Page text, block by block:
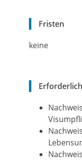
Fristen
keine